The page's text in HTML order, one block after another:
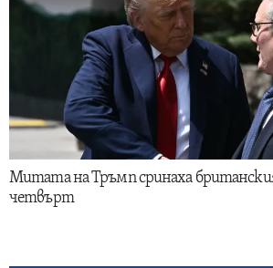
Митата на Тръмп сринаха британския
четвърт